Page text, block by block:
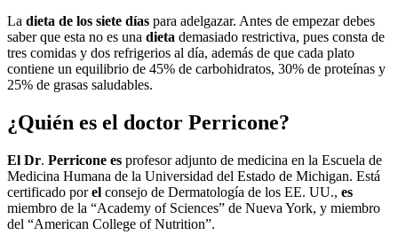
La dieta de los siete días para adelgazar. Antes de empezar debes
saber que esta no es una dieta demasiado restrictiva, pues consta de
tres comidas y dos refrigerios al día, además de que cada plato
contiene un equilibrio de 45% de carbohidratos, 30% de proteínas y
25% de grasas saludables.
¿Quién es el doctor Perricone?
El Dr. Perricone es profesor adjunto de medicina en la Escuela de
Medicina Humana de la Universidad del Estado de Michigan. Está
certificado porel consejo de Dermatología de los EE. UU., es
miembro de la “Academy of Sciences” de Nueva York, y miembro
del “American College of Nutrition”.